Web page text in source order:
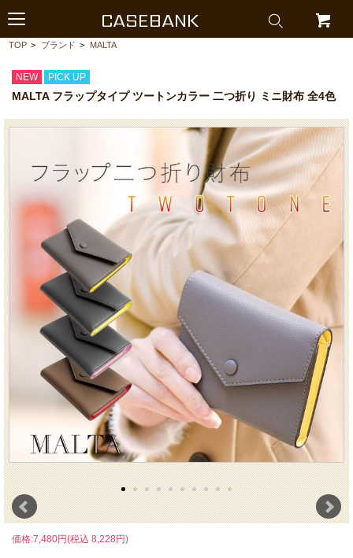
CASEBANK
TOP > ブランド > MALTA
NEW PICK UP
MALTA フラップタイプ ツートンカラー 二つ折り ミニ財布 全4色
価格:7,480円(税込 8,228円)